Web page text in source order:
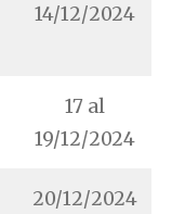
14/12/2024
17 al
19/12/2024
20/12/2024